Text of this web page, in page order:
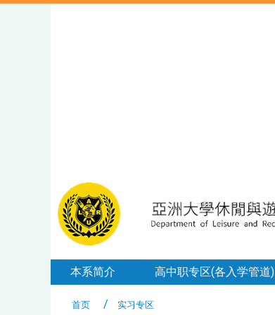
本系简介 高中职专区(各入学管道)
首页 实习专区